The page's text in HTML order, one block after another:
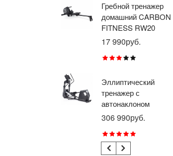
Гребной тренажер
домашний CARBON
FITNESS RW20
17 990руб.
Эллиптический
тренажер с
автонаклоном
профессиональный
BRONZE GYM
E1000M PRO
TURBO (new)
306 990руб.